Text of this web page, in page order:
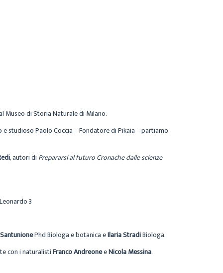
Museo di Storia Naturale di Milano.
e studioso Paolo Coccia – Fondatore di Pikaia – partiamo
, autori di Prepararsi al futuro Cronache dalle scienze
3
Phd Biologa e botanica eIlaria StradiBiologa.
con i naturalistiFranco AndreoneeNicola Messina.